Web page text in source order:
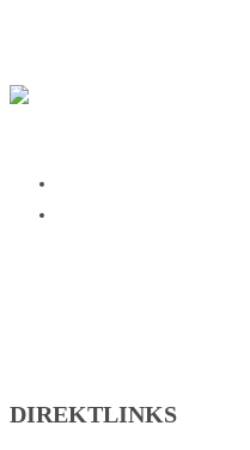
DIREKTLINKS